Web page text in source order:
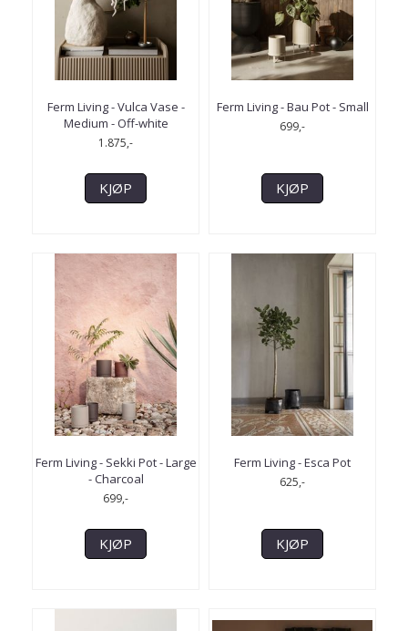
Ferm Living - Vulca Vase -
Medium - Off-white
1.875,-
KJØP
Ferm Living - Bau Pot - Small
699,-
KJØP
Ferm Living - Sekki Pot - Large
- Charcoal
699,-
KJØP
Ferm Living - Esca Pot
625,-
KJØP